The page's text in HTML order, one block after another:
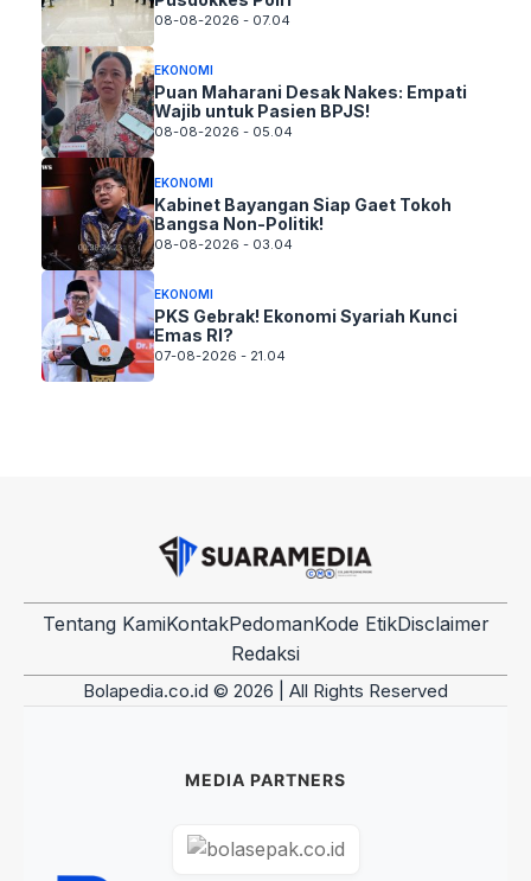
08-08-2026 - 07.04
EKONOMI
Puan Maharani Desak Nakes: Empati
Wajib untuk Pasien BPJS!
08-08-2026 - 05.04
EKONOMI
Kabinet Bayangan Siap Gaet Tokoh
Bangsa Non-Politik!
08-08-2026 - 03.04
EKONOMI
PKS Gebrak! Ekonomi Syariah Kunci
Emas RI?
07-08-2026 - 21.04
Tentang KamiKontakPedomanKode EtikDisclaimer
Redaksi
Bolapedia.co.id © 2026 | All Rights Reserved
MEDIA PARTNERS